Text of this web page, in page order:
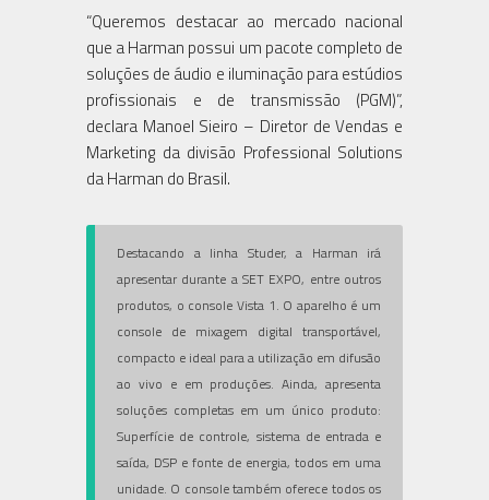
“Queremos destacar ao mercado nacional
que a Harman possui um pacote completo de
soluções de áudio e iluminação para estúdios
profissionais e de transmissão (PGM)”,
declara Manoel Sieiro – Diretor de Vendas e
Marketing da divisão Professional Solutions
da Harman do Brasil.
Destacando a linha Studer, a Harman irá
apresentar durante a SET EXPO, entre outros
produtos, o console Vista 1. O aparelho é um
console de mixagem digital transportável,
compacto e ideal para a utilização em difusão
ao vivo e em produções. Ainda, apresenta
soluções completas em um único produto:
Superfície de controle, sistema de entrada e
saída, DSP e fonte de energia, todos em uma
unidade. O console também oferece todos os